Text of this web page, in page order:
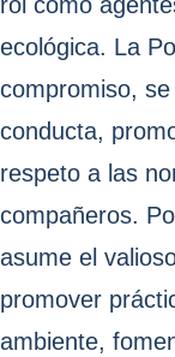
ecológica. La
compromiso,
conducta,
respeto a las
compañeros.
asume el
promover
ambiente,